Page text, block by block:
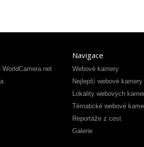
WorldCamera.net
Navigace
Webové kamery
Nejlepší webové kamery
Lokality webových
Tématické webové
Reportáže z cest
Galerie